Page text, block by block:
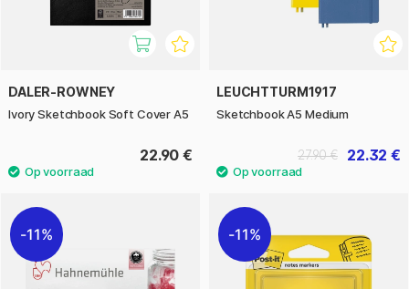
DALER-ROWNEY
Ivory Sketchbook Soft Cover A5
22.90 €
LEUCHTTURM1917
Sketchbook A5 Medium
22.32 €
27.90 €
11% 11%